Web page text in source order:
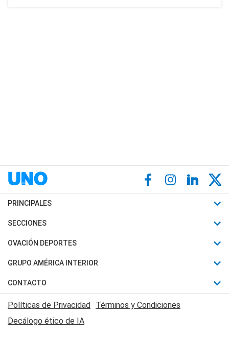
PRINCIPALES
Últimas Noticias
Política
Judiciales
Economia
SECCIONES
Horóscopo
Motores
Trucos caseros
Series y Películas
Edictos y Solicitadas
OVACIÓN DEPORTES
Fútbol
Mundial
Automovilismo
Rugby
GRUPO AMÉRICA INTERIOR
Canal 7 en Vivo
CONTACTO
Acerca de Nosotros
Contactanos
Políticas de Privacidad
Términos y Condiciones
Decálogo ético de IA